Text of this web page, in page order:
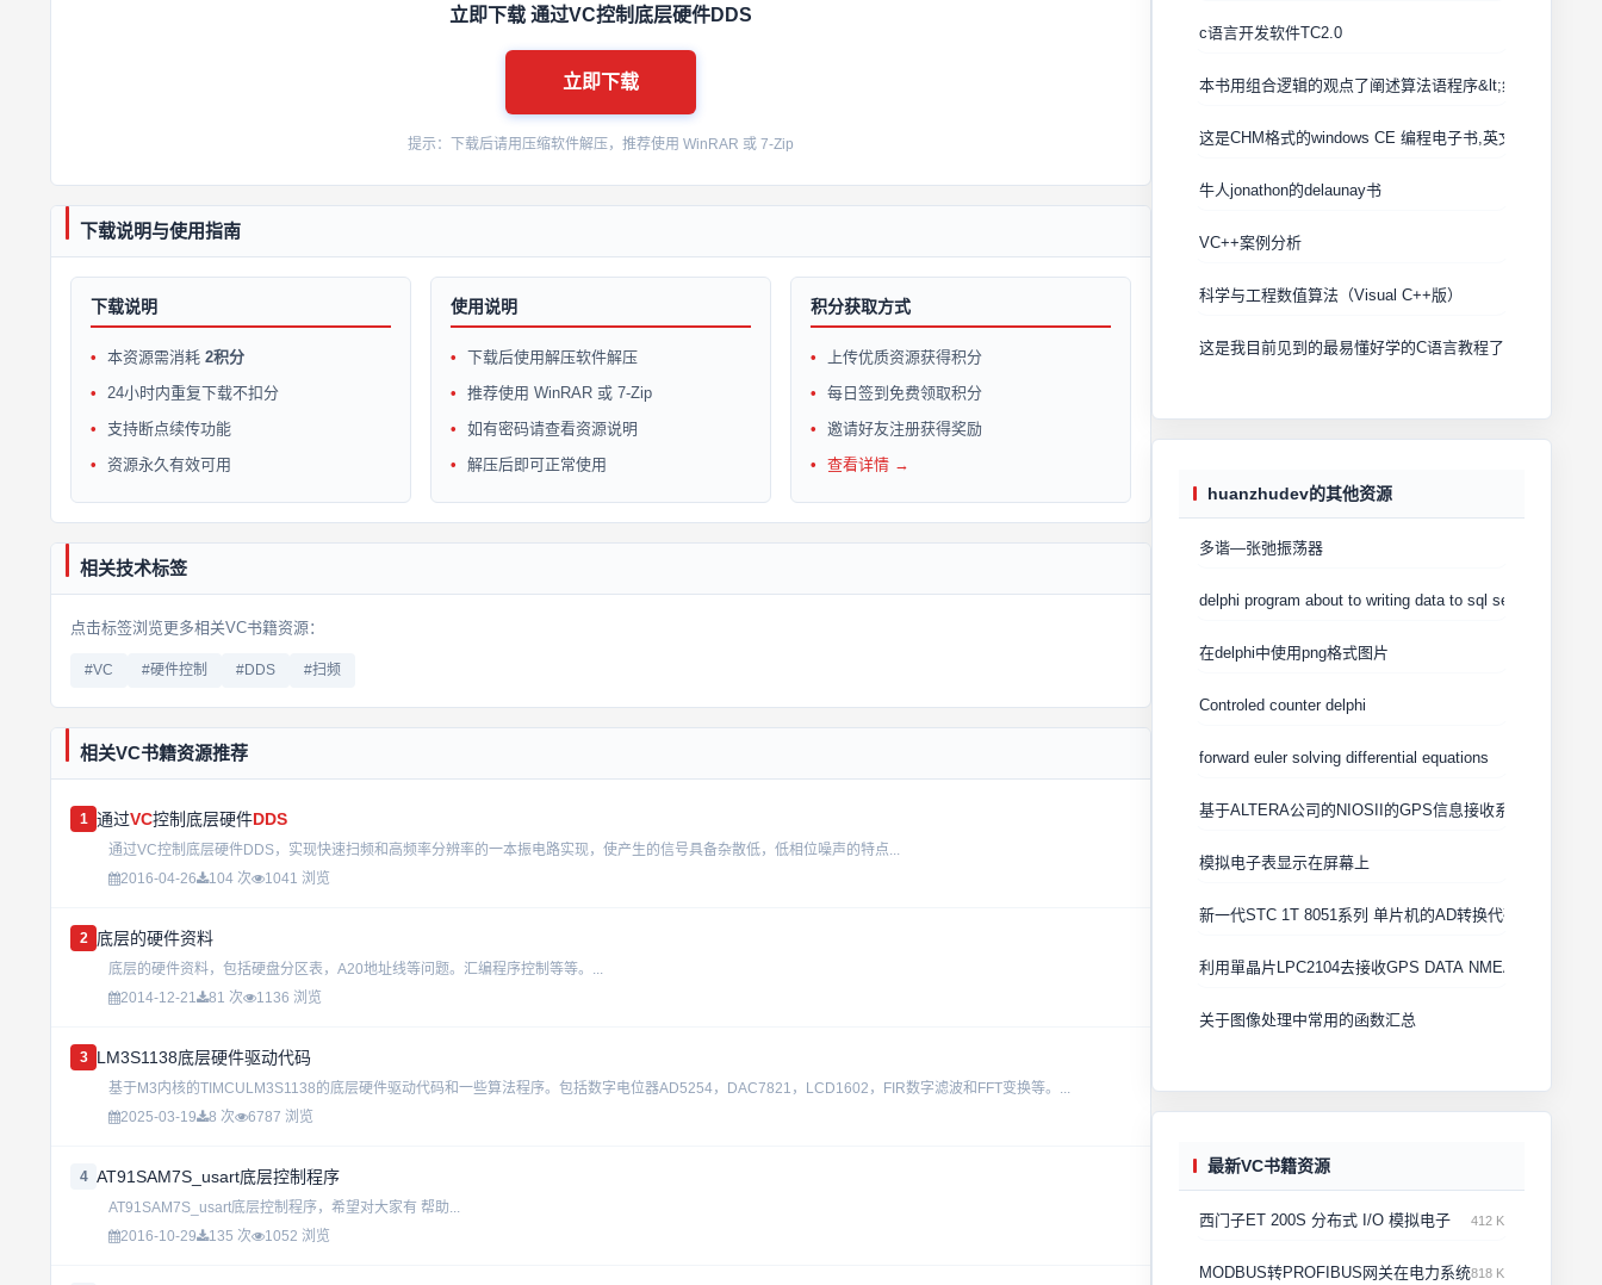
立即下载 通过VC控制底层硬件DDS
立即下载
提示：下载后请用压缩软件解压，推荐使用 WinRAR 或 7-Zip
下载说明与使用指南
下载说明
本资源需消耗 2积分
24小时内重复下载不扣分
支持断点续传功能
资源永久有效可用
使用说明
下载后使用解压软件解压
推荐使用 WinRAR 或 7-Zip
如有密码请查看资源说明
解压后即可正常使用
积分获取方式
上传优质资源获得积分
每日签到免费领取积分
邀请好友注册获得奖励
查看详情 →
相关技术标签
点击标签浏览更多相关VC书籍资源：
#VC #硬件控制 #DDS #扫频
相关VC书籍资源推荐
1 通过VC控制底层硬件DDS
通过VC控制底层硬件DDS，实现快速扫频和高频率分辨率的一本振电路实现，使产生的信号具备杂散低，低相位噪声的特点...
2016-04-26
104 次 1041 浏览
2 底层的硬件资料
底层的硬件资料，包括硬盘分区表，A20地址线等问题。汇编程序控制等等。...
2014-12-21
81 次 1136 浏览
3 LM3S1138底层硬件驱动代码
基于M3内核的TIMCULM3S1138的底层硬件驱动代码和一些算法程序。包括数字电位器AD5254，DAC7821，LCD1602，FIR数字滤波和FFT变换等。...
2025-03-19
8 次 6787 浏览
4 AT91SAM7S_usart底层控制程序
AT91SAM7S_usart底层控制程序，希望对大家有 帮助...
2016-10-29
135 次 1052 浏览
c语言开发软件TC2.0
本书用组合逻辑的观点了阐述算法语程序&lt;组合数学的算
这是CHM格式的windows CE 编程电子书,英文版,由微软出
牛人jonathon的delaunay书
VC++案例分析
科学与工程数值算法（Visual C++版）
这是我目前见到的最易懂好学的C语言教程了
huanzhudev的其他资源
多谐—张弛振荡器
delphi program about to writing data to sql server and find
在delphi中使用png格式图片
Controled counter delphi
forward euler solving differential equations
基于ALTERA公司的NIOSII的GPS信息接收系统的设计
模拟电子表显示在屏幕上
新一代STC 1T 8051系列 单片机的AD转换代码
利用單晶片LPC2104去接收GPS DATA NMEA
关于图像处理中常用的函数汇总
最新VC书籍资源
西门子ET 200S 分布式 I/O 模拟电子 412 K
MODBUS转PROFIBUS网关在电力系统的应用
818 K